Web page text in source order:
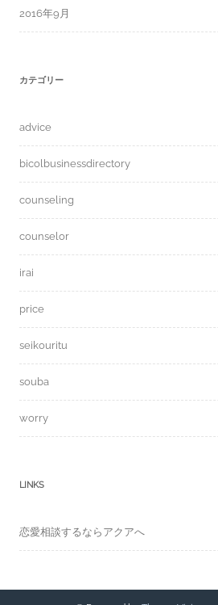
2016年9月
カテゴリー
advice
bicolbusinessdirectory
counseling
counselor
irai
price
seikouritu
souba
worry
LINKS
恋愛相談するならアクアへ